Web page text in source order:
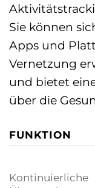
Sie können
Apps und
Vernetzung
und bietet
über die
FUNKTION
Kontinuierliche